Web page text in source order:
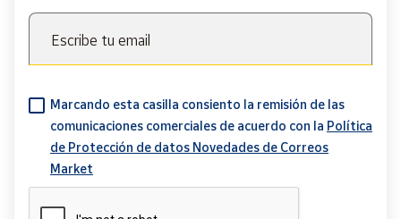
Escribe tu email
Marcando esta casilla consiento la remisión de las
comunicaciones comerciales de acuerdo con la Política
de Protección de datos Novedades de Correos
Market